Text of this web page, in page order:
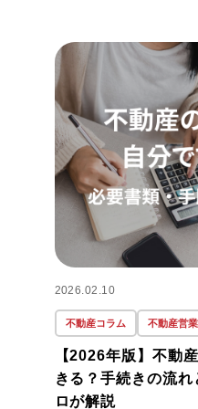
2026.02.10
不動産コラム 不動産営
【2026年版】不動
きる？手続きの流
ロが解説